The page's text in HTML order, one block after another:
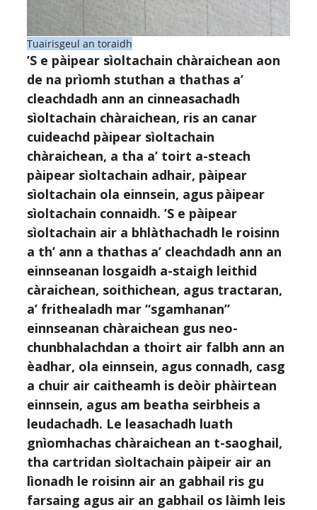
Tuairisgeul an toraidh
’S e pàipear sìoltachain chàraichean aon
de na prìomh stuthan a thathas a’
cleachdadh ann an cinneasachadh
sìoltachain chàraichean, ris an canar
cuideachd pàipear sìoltachain
chàraichean, a tha a’ toirt a-steach
pàipear sìoltachain adhair, pàipear
sìoltachain ola einnsein, agus pàipear
sìoltachain connaidh. ’S e pàipear
sìoltachain air a bhlàthachadh le roisinn
a th’ ann a thathas a’ cleachdadh ann an
einnseanan losgaidh a-staigh leithid
càraichean, soithichean, agus tractaran,
a’ frithealadh mar “sgamhanan”
einnseanan chàraichean gus neo-
chunbhalachdan a thoirt air falbh ann an
èadhar, ola einnsein, agus connadh, casg
a chuir air caitheamh is deòir phàirtean
einnsein, agus am beatha seirbheis a
leudachadh. Le leasachadh luath
gnìomhachas chàraichean an t-saoghail,
tha cartridan sìoltachain pàipeir air an
lìonadh le roisinn air an gabhail ris gu
farsaing agus air an gabhail os làimh leis